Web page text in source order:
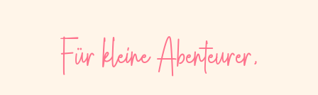
Für kleine Abenteurer,